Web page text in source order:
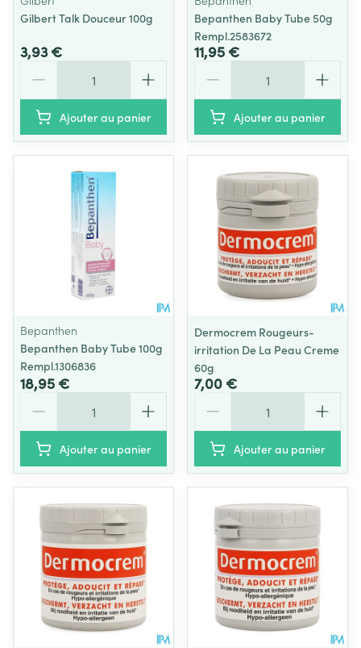
Gilbert Talk Douceur 100g
3,93 €
Ajouter au panier
Bepanthen Baby Tube 50g
Rempl.2583672
11,95 €
Ajouter au panier
Bepanthen
Bepanthen Baby Tube 100g
Rempl.1306836
18,95 €
Ajouter au panier
Dermocrem Rougeurs-
irritation De La Peau Creme
60g
7,00 €
Ajouter au panier